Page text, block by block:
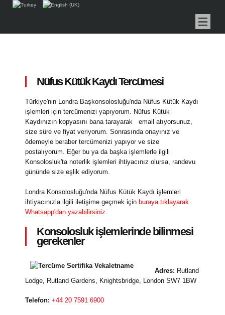
Nüfus Kütük Kaydı Tercümesi
Türkiye'nin Londra Başkonsolosluğu'nda Nüfus Kütük Kaydı
işlemleri için tercümenizi yapıyorum. Nüfus Kütük
Kaydınızın kopyasını bana tarayarak email atıyorsunuz,
size süre ve fiyat veriyorum. Sonrasında onayınız ve
ödemeyle beraber tercümenizi yapıyor ve size
postalıyorum. Eğer bu ya da başka işlemlerle ilgili
Konsolosluk'ta noterlik işlemleri ihtiyacınız olursa, randevu
gününde size eşlik ediyorum.
Londra Konsolosluğu'nda Nüfus Kütük Kaydı işlemleri
ihtiyacınızla ilgili iletişime geçmek için buraya tıklayarak
Whatsapp'dan yazabilirsiniz
Konsolosluk işlemlerinde bilinmesi
gerekenler
Adres: Rutland
Lodge, Rutland Gardens, Knightsbridge, London SW7 1BW
Telefon: +44 20 7591 6900